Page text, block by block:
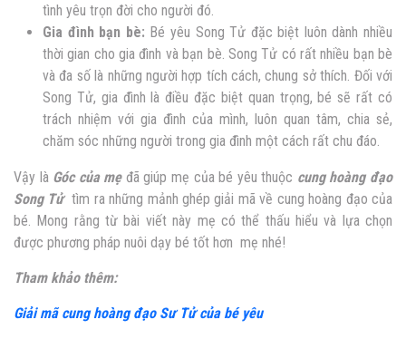
tình yêu trọn đời cho người đó.
Gia đình bạn bè: Bé yêu Song Tử đặc biệt luôn dành nhiều
thời gian cho gia đình và bạn bè. Song Tử có rất nhiều bạn bè
và đa số là những người hợp tích cách, chung sở thích. Đối với
Song Tử, gia đình là điều đặc biệt quan trọng, bé sẽ rất có
trách nhiệm với gia đình của mình, luôn quan tâm, chia sẻ,
chăm sóc những người trong gia đình một cách rất chu đáo.
Vậy là Góc của mẹđã giúp mẹ của bé yêu thuộc cung hoàng đạo
Song Tử tìm ra những mảnh ghép giải mã về cung hoàng đạo của
bé. Mong rằng từ bài viết này mẹ có thể thấu hiểu và lựa chọn
được phương pháp nuôi dạy bé tốt hơn mẹ nhé!
Tham khảo thêm:
Giải mã cung hoàng đạo Sư Tử của bé yêu